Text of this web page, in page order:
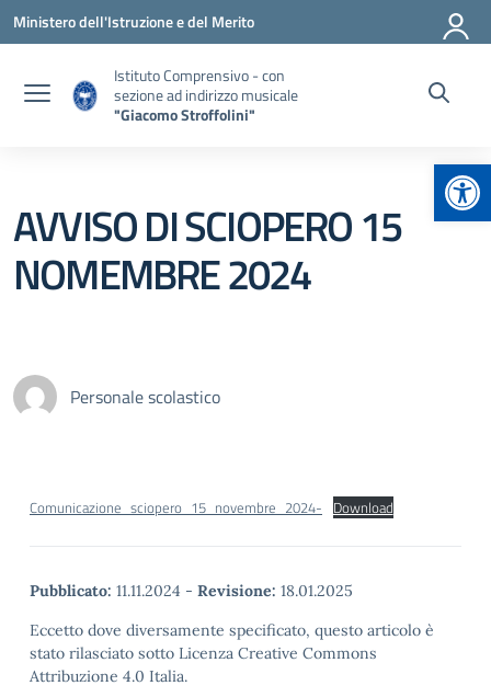
Vai ai contenuti
Vai al menu di navigazione
Vai al footer
Ministero dell'Istruzione e del Merito
Istituto Comprensivo - con
sezione ad indirizzo musicale
"Giacomo Stroffolini"
AVVISO DI SCIOPERO 15
NOMEMBRE 2024
Personale scolastico
Comunicazione_sciopero_15_novembre_2024- Download
Pubblicato: 11.11.2024 - Revisione: 18.01.2025
Eccetto dove diversamente specificato, questo articolo è
stato rilasciato sotto Licenza Creative Commons
Attribuzione 4.0 Italia.